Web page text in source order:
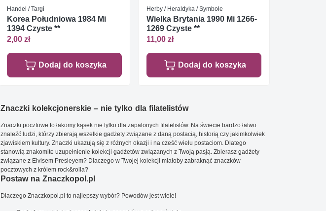
Handel / Targi
Korea Południowa 1984 Mi
1394 Czyste **
2,00 zł
Dodaj do koszyka
Herby / Heraldyka / Symbole
Wielka Brytania 1990 Mi 1266-
1269 Czyste **
11,00 zł
Dodaj do koszyka
Znaczki kolekcjonerskie – nie tylko dla filatelistów
Znaczki pocztowe to łakomy kąsek nie tylko dla zapalonych filatelistów. Na świecie bardzo łatwo
znaleźć ludzi, którzy zbierają wszelkie gadżety związane z daną postacią, historią czy jakimkolwiek
zjawiskiem kultury. Znaczki ukazują się z różnych okazji i na cześć wielu postaciom. Dlatego
stanowią znakomite uzupełnienie kolekcji gadżetów związanych z Twoją pasją. Zbierasz gadżety
związane z Elvisem Presleyem? Dlaczego w Twojej kolekcji miałoby zabraknąć znaczków
pocztowych z królem rock&rolla?
Postaw na Znaczkopol.pl
Dlaczego Znaczkopol.pl to najlepszy wybór? Powodów jest wiele!